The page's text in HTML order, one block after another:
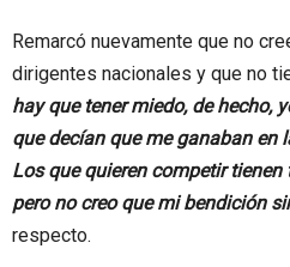
Remarcó nuevamente que no
dirigentes nacionales y que no
hay que tener miedo, de hecho,
que decían que me ganaban en
Los que quieren competir tienen
pero no creo que mi bendición
respecto.